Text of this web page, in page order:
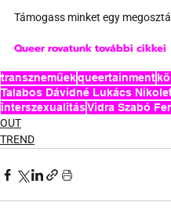
Támogass minket egy
Queer rovatunk további cikkei
transzneműekqueertainment
Talabos Dávidné Lukács
interszexualitásVidra Szabó
OUT
TREND